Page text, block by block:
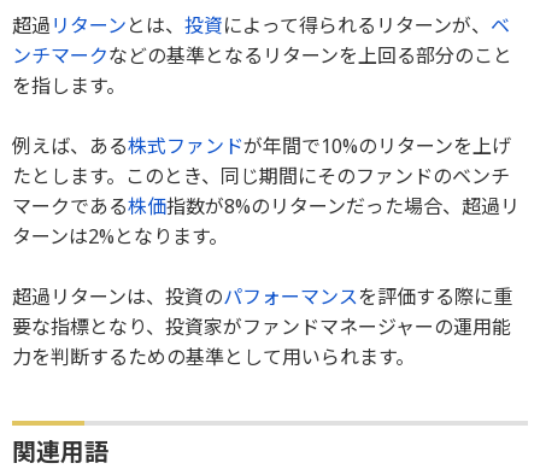
超過リターンとは、 投資によって得られるリターンが、 ベ
ンチマークなどの基準となるリターンを上回る部分のこと
を指します。
例えば、ある株式ファンドが年間で10%のリターンを上げ
たとします。このとき、同じ期間にそのファンドのベンチ
マークである株価指数が8%のリターンだった場合、超過リ
ターンは2%となります。
超過リターンは、投資のパフォーマンスを評価する際に重
要な指標となり、投資家がファンドマネージャーの運用能
力を判断するための基準として用いられます。
関連用語